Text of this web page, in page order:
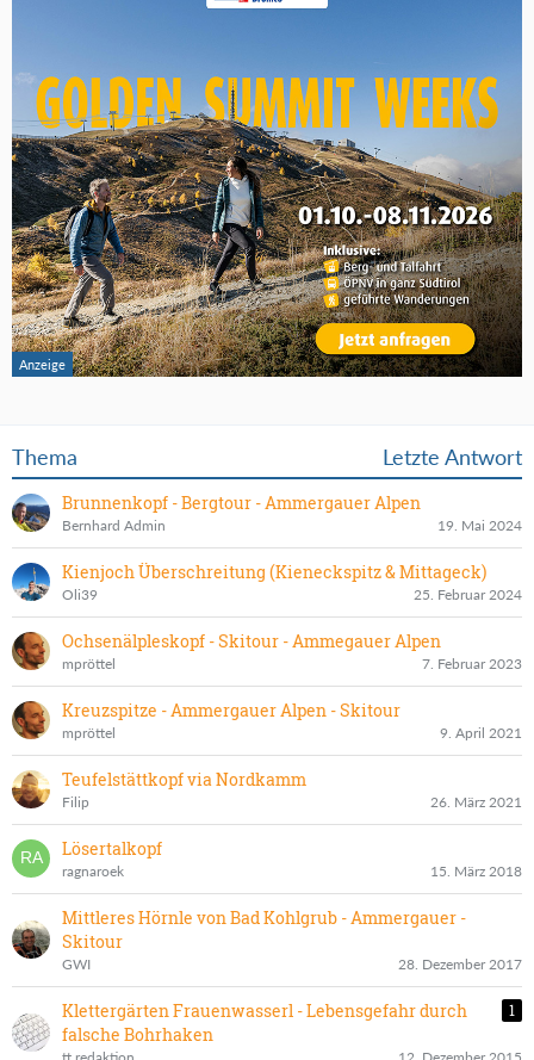
Thema Letzte Antwort
Brunnenkopf - Bergtour - Ammergauer Alpen
Bernhard Admin 19. Mai 2024
Kienjoch Überschreitung (Kieneckspitz & Mittageck)
Oli39 25. Februar 2024
Ochsenälpleskopf - Skitour - Ammegauer Alpen
mpröttel 7. Februar 2023
Kreuzspitze - Ammergauer Alpen - Skitour
mpröttel 9. April 2021
Teufelstättkopf via Nordkamm
Filip 26. März 2021
Lösertalkopf
ragnaroek 15. März 2018
Mittleres Hörnle von Bad Kohlgrub - Ammergauer -
Skitour
GWI 28. Dezember 2017
Klettergärten Frauenwasserl - Lebensgefahr durch
falsche Bohrhaken
1